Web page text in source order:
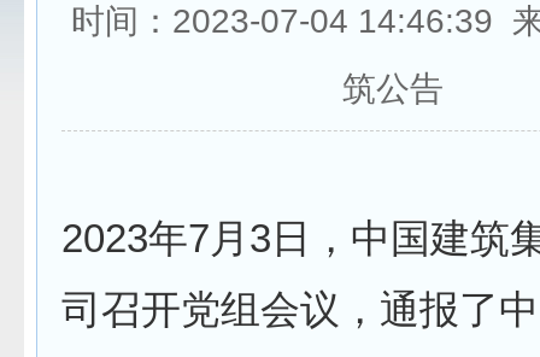
时间：2023-07-04 14:46:39
筑公告
2023年7月3日，中国建筑
司召开党组会议，通报了